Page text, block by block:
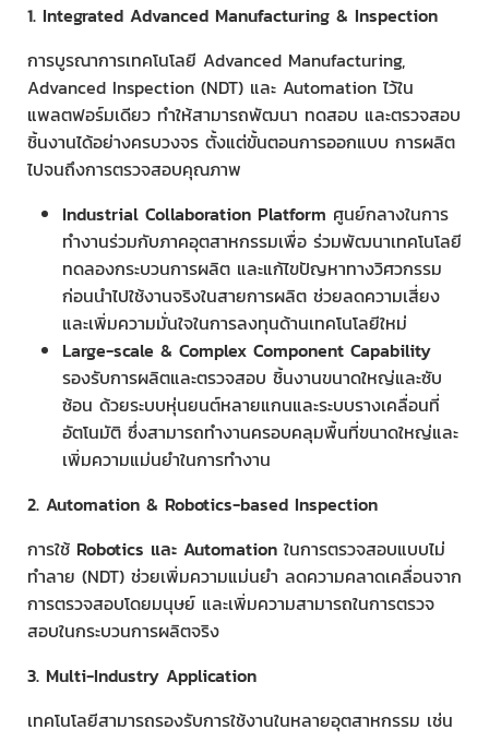
1. Integrated Advanced Manufacturing & Inspection
การบูรณาการเทคโนโลยี Advanced Manufacturing,
Advanced Inspection (NDT) และ Automation ไว้ใน
แพลตฟอร์มเดียว ทำให้สามารถพัฒนา ทดสอบ และตรวจสอบ
ชิ้นงานได้อย่างครบวงจร ตั้งแต่ขั้นตอนการออกแบบ การผลิต
ไปจนถึงการตรวจสอบคุณภาพ
Industrial Collaboration Platform ศูนย์กลางในการ
ทำงานร่วมกับภาคอุตสาหกรรมเพื่อ ร่วมพัฒนาเทคโนโลยี
ทดลองกระบวนการผลิต และแก้ไขปัญหาทางวิศวกรรม
ก่อนนำไปใช้งานจริงในสายการผลิต ช่วยลดความเสี่ยง
และเพิ่มความมั่นใจในการลงทุนด้านเทคโนโลยีใหม่
Large-scale & Complex Component Capability
รองรับการผลิตและตรวจสอบ ชิ้นงานขนาดใหญ่และซับ
ซ้อน ด้วยระบบหุ่นยนต์หลายแกนและระบบรางเคลื่อนที่
อัตโนมัติ ซึ่งสามารถทำงานครอบคลุมพื้นที่ขนาดใหญ่และ
เพิ่มความแม่นยำในการทำงาน
2. Automation & Robotics-based Inspection
การใช้ Robotics และ Automation ในการตรวจสอบแบบไม่
ทำลาย (NDT) ช่วยเพิ่มความแม่นยำ ลดความคลาดเคลื่อนจาก
การตรวจสอบโดยมนุษย์ และเพิ่มความสามารถในการตรวจ
สอบในกระบวนการผลิตจริง
3. Multi-Industry Application
เทคโนโลยีสามารถรองรับการใช้งานในหลายอุตสาหกรรม เช่น